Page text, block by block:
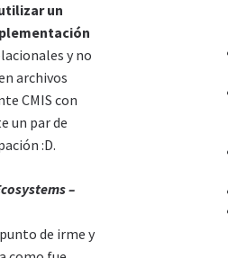
un
y no
archivos
CMIS con
un par de
:D.
–
de irme y